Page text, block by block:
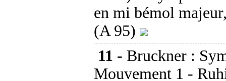
en mi bémol
(A 95)
11 - Bruckner :
Mouvement 1 -